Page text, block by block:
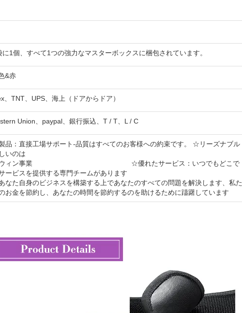
に1個、すべて1つの強力なマスターボックスに梱包されています。
&赤
、TNT、UPS、海上（ドアからドア）
Union、paypal、銀行振込、T / T、L / C
品：直接工場サポート-品質はすべてのお客様への約束です。 ☆リーズナブル
いのは
ルウィン事業 ☆優れたサービス：いつでもどこで
ービスを提供する専門チームがあります
なた自身のビジネスを構築する上であなたのすべての問題を解決します、私た
お金を節約し、あなたの時間を節約するのを助けるために躊躇しています